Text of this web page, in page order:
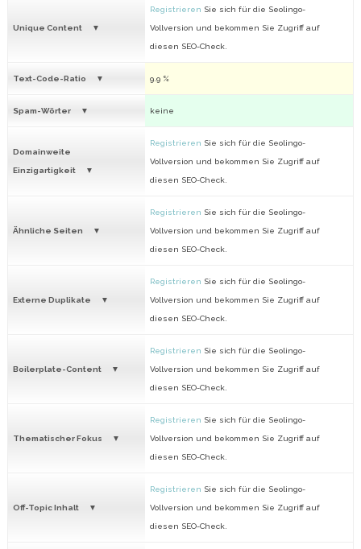
Unique Content
Registrieren Sie sich für die Seolingo-
Vollversion und bekommen Sie Zugriff auf
diesen SEO-Check.
Text-Code-Ratio 9.9 %
Spam-Wörter keine
Domainweite
Einzigartigkeit
Registrieren Sie sich für die Seolingo-
Vollversion und bekommen Sie Zugriff auf
diesen SEO-Check.
Ähnliche Seiten
Registrieren Sie sich für die Seolingo-
Vollversion und bekommen Sie Zugriff auf
diesen SEO-Check.
Externe Duplikate
Registrieren Sie sich für die Seolingo-
Vollversion und bekommen Sie Zugriff auf
diesen SEO-Check.
Boilerplate-Content
Registrieren Sie sich für die Seolingo-
Vollversion und bekommen Sie Zugriff auf
diesen SEO-Check.
Thematischer Fokus
Registrieren Sie sich für die Seolingo-
Vollversion und bekommen Sie Zugriff auf
diesen SEO-Check.
Off-Topic Inhalt
Registrieren Sie sich für die Seolingo-
Vollversion und bekommen Sie Zugriff auf
diesen SEO-Check.